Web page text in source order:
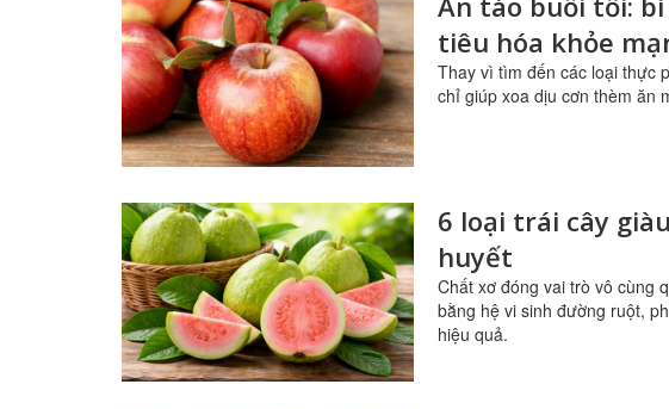
tiêu hóa khỏe
Thay vì tìm đến các loại thực
chỉ giúp xoa dịu cơn thèm ăn
6 loại trái cây
huyết
Chất xơ đóng vai trò vô cùng
bằng hệ vi sinh đường ruột,
hiệu quả.